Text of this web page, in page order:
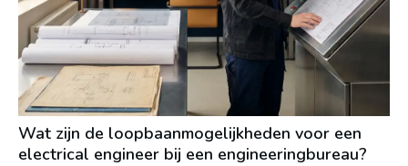
Wat zijn de loopbaanmogelijkheden voor een
electrical engineer bij een engineeringbureau?